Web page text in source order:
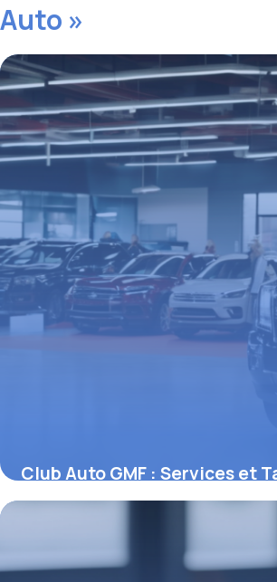
Auto »
Club Auto GMF : Services et
27 avril 2026